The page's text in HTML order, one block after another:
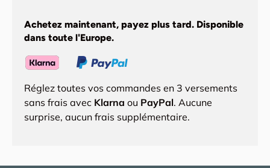
Achetez maintenant, payez plus tard. Disponible
dans toute l'Europe.
Réglez toutes vos commandes en 3 versements
sans frais avec Klarna ou PayPal. Aucune
surprise, aucun frais supplémentaire.